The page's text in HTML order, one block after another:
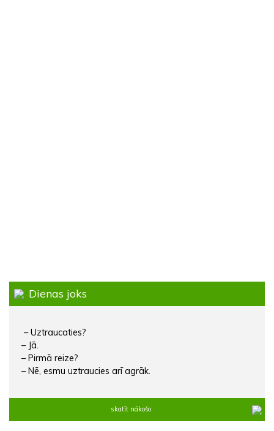
Dienas joks
– Uztraucaties?
– Jā.
– Pirmā reize?
– Nē, esmu uztraucies arī agrāk.
skatīt nākošo